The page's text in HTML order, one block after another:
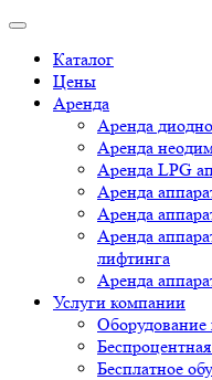
Каталог
Цены
Аренда
Аренда
Аренда
Аренда LPG
Аренда
Аренда
Аренда
лифтинга
Аренда
Услуги компании
Оборудование
Бесплатное